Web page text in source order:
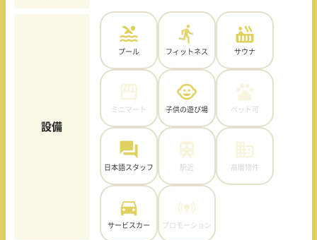
設備
プール フィットネス サウナ
ミニマート 子供の遊び場 ペット可
日本語スタッフ 駅近 高層物件
サービスカー プロモーション